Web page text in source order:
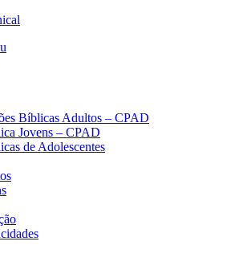
Bíblicas Adultos – CPAD
Jovens – CPAD
de Adolescentes